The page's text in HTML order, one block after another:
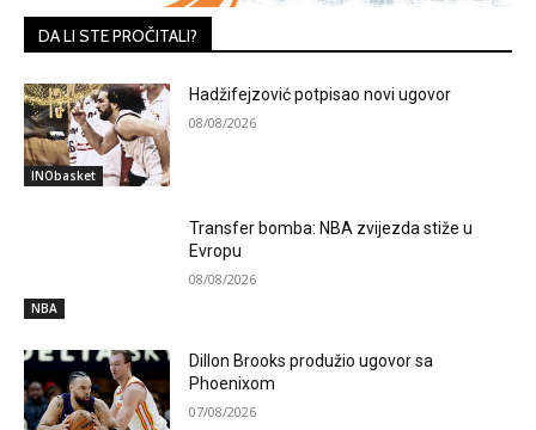
DA LI STE PROČITALI?
INObasket
Hadžifejzović potpisao novi ugovor
08/08/2026
NBA
Transfer bomba: NBA zvijezda stiže u
Evropu
08/08/2026
Dillon Brooks produžio ugovor sa
Phoenixom
07/08/2026